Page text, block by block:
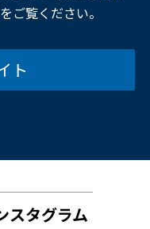
ご覧ください。
ト
スタグラム